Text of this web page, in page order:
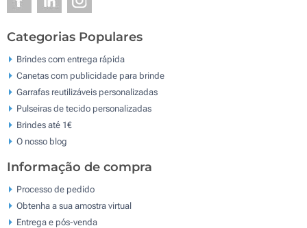
Categorias Populares
Brindes com entrega rápida
Canetas com publicidade para brinde
Garrafas reutilizáveis personalizadas
Pulseiras de tecido personalizadas
Brindes até 1€
O nosso blog
Informação de compra
Processo de pedido
Obtenha a sua amostra virtual
Entrega e pós-venda